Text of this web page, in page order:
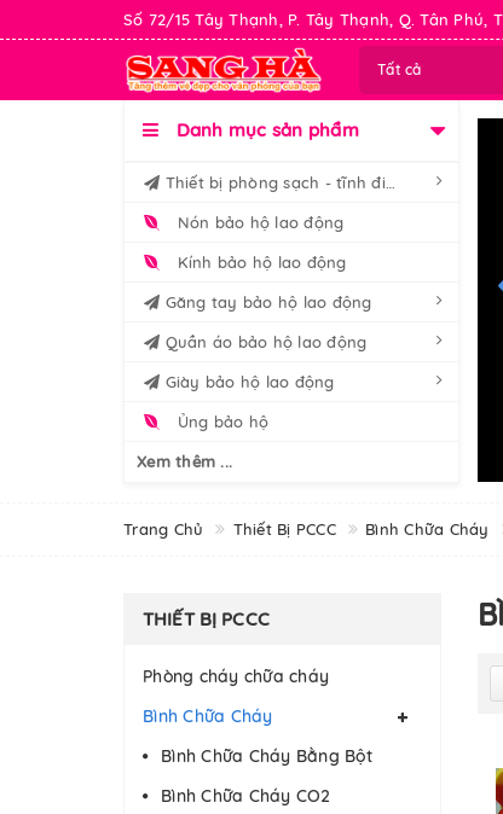
Số 72/15 Tây Thạnh, P. Tây Thạnh, Q. Tân Phú,
Tất cả
Danh mục sản phẩm
Thiết bị phòng sạch - tĩnh điện
Nón bảo hộ lao động
Kính bảo hộ lao động
Găng tay bảo hộ lao động
Quần áo bảo hộ lao động
Giày bảo hộ lao động
Ủng bảo hộ
Xem thêm ...
Trang Chủ Thiết Bị PCCC Bình Chữa Cháy
THIẾT BỊ PCCC
Phòng cháy chữa cháy
Bình Chữa Cháy
Bình Chữa Cháy Bằng Bột
Bình Chữa Cháy CO2